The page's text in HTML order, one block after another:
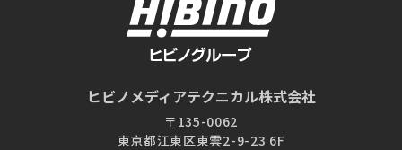
ヒビノメディアテクニカル株式会社
〒135-0062
東京都江東区東雲2-9-23 6F